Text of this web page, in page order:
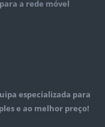
a rede móvel
especializada para
e ao melhor preço!